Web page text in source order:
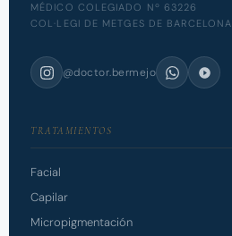
MÉDICO COLEGIADO Nº 63226
COL·LEGI DE METGES DE BARCELONA
@doctor.bermejo
TRATAMIENTOS
Facial
Capilar
Micropigmentación